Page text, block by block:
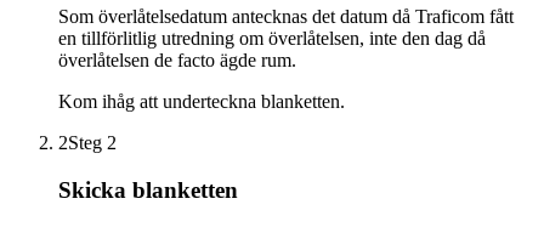
Som överlåtelsedatum antecknas det datum då Traficom fått
en tillförlitlig utredning om överlåtelsen, inte den dag då
överlåtelsen de facto ägde rum.
Kom ihåg att underteckna blanketten.
2Steg 2
Skicka blanketten